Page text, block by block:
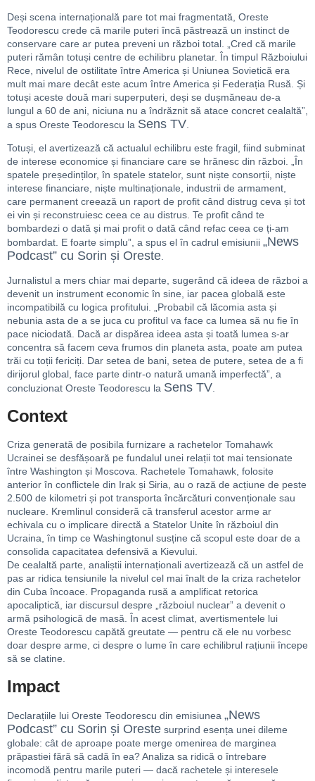
Deși scena internațională pare tot mai fragmentată, Oreste
Teodorescu crede că marile puteri încă păstrează un instinct de
conservare care ar putea preveni un război total. „Cred că marile
puteri rămân totuși centre de echilibru planetar. În timpul Războiului
Rece, nivelul de ostilitate între America și Uniunea Sovietică era
mult mai mare decât este acum între America și Federația Rusă. Și
totuși aceste două mari superputeri, deși se dușmăneau de-a
lungul a 60 de ani, niciuna nu a îndrăznit să atace concret cealaltă”,
a spus Oreste Teodorescu la Sens TV
Totuși, el avertizează că actualul echilibru este fragil, fiind subminat
de interese economice și financiare care se hrănesc din război. „În
spatele președinților, în spatele statelor, sunt niște consorții, niște
interese financiare, niște multinaționale, industrii de armament,
care permanent creează un raport de profit când distrug ceva și tot
ei vin și reconstruiesc ceea ce au distrus. Te profit când te
bombardezi o dată și mai profit o dată când refac ceea ce ți-am
bombardat. E foarte simplu”, a spus el în cadrul emisiunii „News
Podcast” cu Sorin și Oreste
Jurnalistul a mers chiar mai departe, sugerând că ideea de război a
devenit un instrument economic în sine, iar pacea globală este
incompatibilă cu logica profitului. „Probabil că lăcomia asta și
nebunia asta de a se juca cu profitul va face ca lumea să nu fie în
pace niciodată. Dacă ar dispărea ideea asta și toată lumea s-ar
concentra să facem ceva frumos din planeta asta, poate am putea
trăi cu toții fericiți. Dar setea de bani, setea de putere, setea de a fi
dirijorul global, face parte dintr-o natură umană imperfectă”, a
concluzionat Oreste Teodorescu la Sens TV
Context
Criza generată de posibila furnizare a rachetelor Tomahawk
Ucrainei se desfășoară pe fundalul unei relații tot mai tensionate
între Washington și Moscova. Rachetele Tomahawk, folosite
anterior în conflictele din Irak și Siria, au o rază de acțiune de peste
2.500 de kilometri și pot transporta încărcături convenționale sau
nucleare. Kremlinul consideră că transferul acestor arme ar
echivala cu o implicare directă a Statelor Unite în războiul din
Ucraina, în timp ce Washingtonul susține că scopul este doar de a
consolida capacitatea defensivă a Kievului.
De cealaltă parte, analiștii internaționali avertizează că un astfel de
pas ar ridica tensiunile la nivelul cel mai înalt de la criza rachetelor
din Cuba încoace. Propaganda rusă a amplificat retorica
apocaliptică, iar discursul despre „războiul nuclear” a devenit o
armă psihologică de masă. În acest climat, avertismentele lui
Oreste Teodorescu capătă greutate — pentru că ele nu vorbesc
doar despre arme, ci despre o lume în care echilibrul rațiunii începe
să se clatine.
Impact
Declarațiile lui Oreste Teodorescu din emisiunea „News
Podcast” cu Sorin și Oreste surprind esența unei dileme
globale: cât de aproape poate merge omenirea de marginea
prăpastiei fără să cadă în ea? Analiza sa ridică o întrebare
incomodă pentru marile puteri — dacă rachetele și interesele